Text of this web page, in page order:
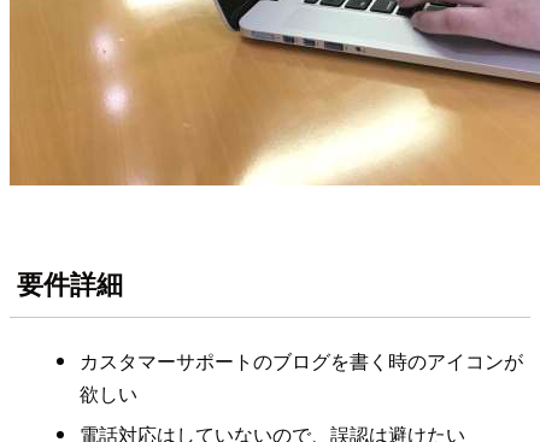
要件詳細
カスタマーサポートのブログを書く時のアイコンが
欲しい
電話対応はしていないので、誤認は避けたい